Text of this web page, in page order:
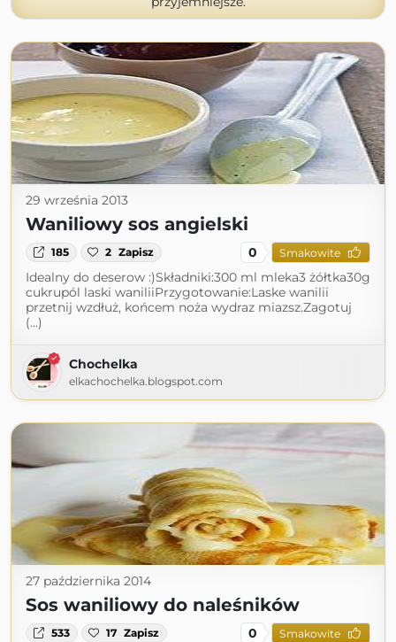
29 września 2013
Waniliowy sos angielski
185 2 Zapisz 0 Smakowite
Idealny do deserow :)Składniki:300 ml mleka3 żółtka30g
cukrupól laski waniliiPrzygotowanie:Laske wanilii
przetnij wzdłuż, końcem noża wydraz miazsz.Zagotuj
(...)
Chochelka
elkachochelka.blogspot.com
27 października 2014
Sos waniliowy do naleśników
533 17 Zapisz 0 Smakowite